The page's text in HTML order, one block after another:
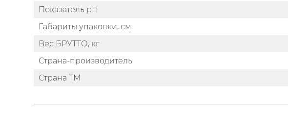
Показатель pH
Габариты упаковки, см
Вес БРУТТО, кг
Страна-производитель
Страна ТМ